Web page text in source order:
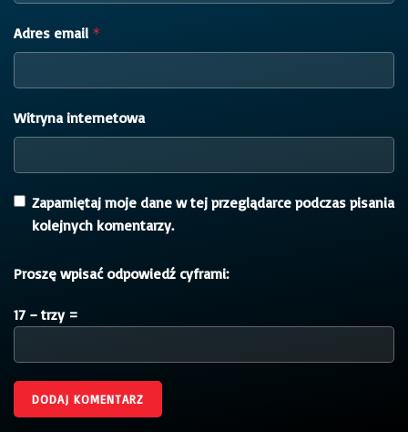
Adres email *
Witryna internetowa
Zapamiętaj moje dane w tej przeglądarce podczas pisania
kolejnych komentarzy.
Proszę wpisać odpowiedź cyframi:
17 − trzy =